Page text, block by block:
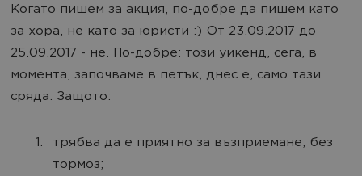
Когато пишем за акция, по-добре да пишем като
за хора, не като за юристи :) От 23.09.2017 до
25.09.2017 - не. По-добре: този уикенд, сега, в
момента, започваме в петък, днес е, само тази
сряда. Защото:
трябва да е приятно за възприемане, без
тормоз;